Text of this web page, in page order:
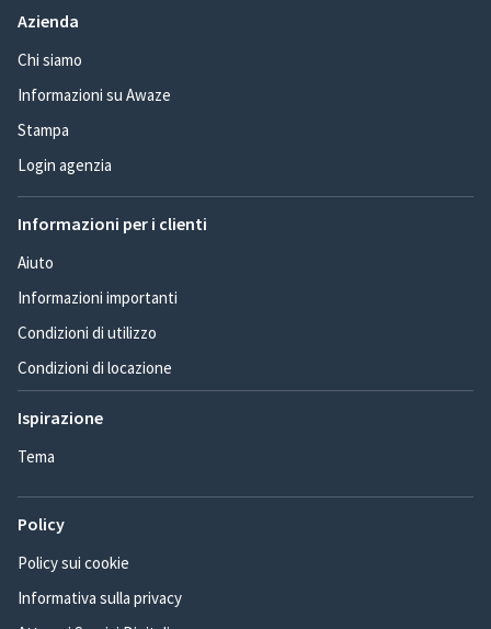
Azienda
Chi siamo
Informazioni su Awaze
Stampa
Login agenzia
Informazioni per i clienti
Aiuto
Informazioni importanti
Condizioni di utilizzo
Condizioni di locazione
Ispirazione
Tema
Policy
Policy sui cookie
Informativa sulla privacy